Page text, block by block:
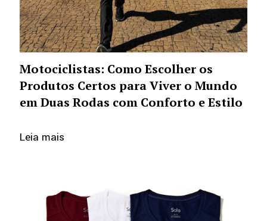
Motociclistas: Como Escolher os
Produtos Certos para Viver o Mundo
em Duas Rodas com Conforto e Estilo
Leia mais